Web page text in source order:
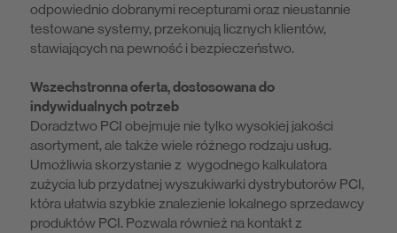
odpowiednio dobranymi recepturami oraz nieustannie
testowane systemy, przekonują licznych klientów,
stawiających na pewność i bezpieczeństwo.
Wszechstronna oferta, dostosowana do
indywidualnych potrzeb
Doradztwo PCI obejmuje nie tylko wysokiej jakości
asortyment, ale także wiele różnego rodzaju usług.
Umożliwia skorzystanie z wygodnego kalkulatora
zużycia lub przydatnej wyszukiwarki dystrybutorów PCI,
która ułatwia szybkie znalezienie lokalnego sprzedawcy
produktów PCI. Pozwala również na kontakt z